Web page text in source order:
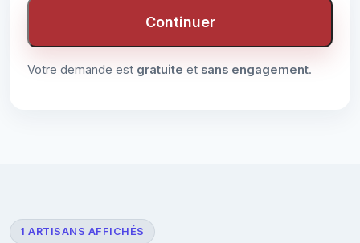
Continuer
Votre demande est gratuite et sans engagement.
1 ARTISANS AFFICHÉS